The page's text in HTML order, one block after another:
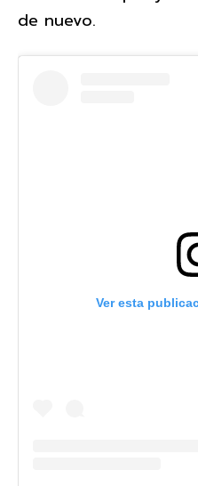
de nuevo.
Ver esta